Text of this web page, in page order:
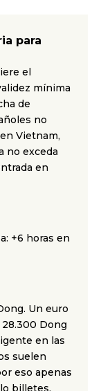
para
el
mínima
de
no
Vietnam,
no exceda
en
+6 horas en
Un euro
Dong
en las
suelen
eso apenas
billetes.